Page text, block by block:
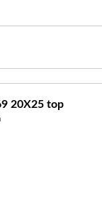
20X25 top